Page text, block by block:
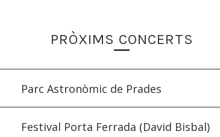
PRÒXIMS CONCERTS
Parc Astronòmic de Prades
Festival Porta Ferrada (David Bisbal)